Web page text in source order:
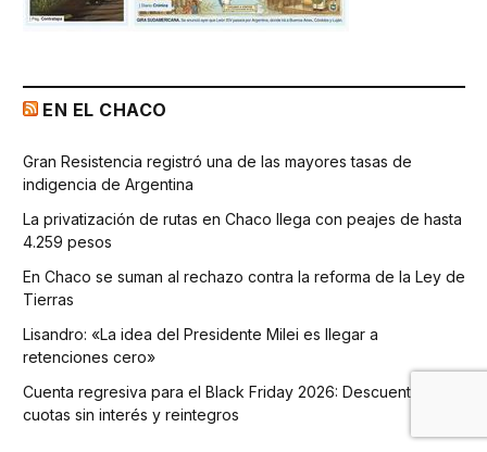
EN EL CHACO
Gran Resistencia registró una de las mayores tasas de
indigencia de Argentina
La privatización de rutas en Chaco llega con peajes de hasta
4.259 pesos
En Chaco se suman al rechazo contra la reforma de la Ley de
Tierras
Lisandro: «La idea del Presidente Milei es llegar a
retenciones cero»
Cuenta regresiva para el Black Friday 2026: Descuentos,
cuotas sin interés y reintegros